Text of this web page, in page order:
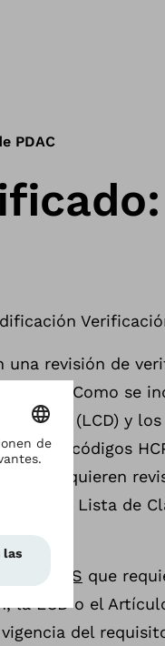
PDAC
una revisión de
PDAC. Como se
local (LCD) y
dichos códigos
que requieren
en la Lista de
HCPCS que
la LCD o el
del